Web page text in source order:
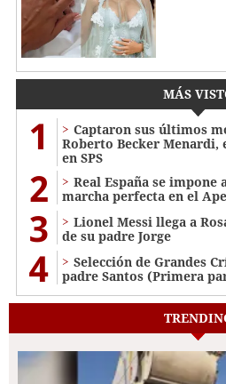
MÁS
1
Captaron sus últimos
Roberto Becker Menardi​​​,
en SPS
2
Real España se impone
marcha perfecta en el
3
Lionel Messi llega a
de su padre Jorge
4
Selección de Grandes
padre Santos (Primera